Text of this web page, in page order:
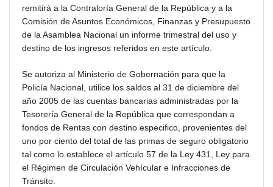
remitirá a la Contraloría General de la República y a la
Comisión de Asuntos Económicos, Finanzas y Presupuesto
de la Asamblea Nacional un informe trimestral del uso y
destino de los ingresos referidos en este artículo.
Se autoriza al Ministerio de Gobernación para que la
Policía Nacional, utilice los saldos al 31 de diciembre del
año 2005 de las cuentas bancarias administradas por la
Tesorería General de la República que correspondan a
fondos de Rentas con destino especifico, provenientes del
uno por ciento del total de las primas de seguro obligatorio
tal como lo establece el artículo 57 de la Ley 431, Ley para
el Régimen de Circulación Vehícular e Infracciones de
Tránsito.